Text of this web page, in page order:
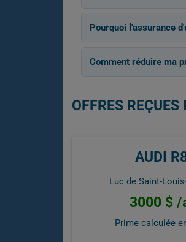
Pourquoi l'assurance
Comment réduire ma
OFFRES
AUDI
Luc de Saint-
3000 $ /
Prime calculée